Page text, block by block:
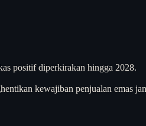
positif diperkirakan hingga 2028.
kewajiban penjualan emas